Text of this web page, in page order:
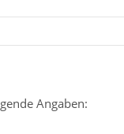
Angaben: